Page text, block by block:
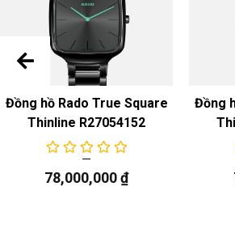
dây đeo đồng hồ
Màu sắc & Chất liệu
: Thép không
dây đeo : Khóa gấp bằng
sự chuyển động
Chuyển động thạch anh
Chức năng
Đồng hồ Rado True Square
Thinline R27054152
78,000,000₫
Đồng